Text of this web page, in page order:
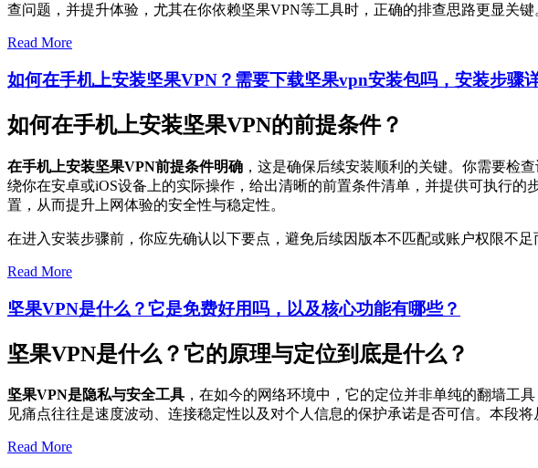
查问题，并提升体验，尤其在你依赖坚果VPN等工具时，正确的排查思路更显关键
Read More
如何在手机上安装坚果VPN？需要下载坚果vpn安装包吗，安装步骤
如何在手机上安装坚果VPN的前提条件？
在手机上安装坚果VPN前提条件明确 ，这是确保后续安装顺利的关键。你需要检
绕你在安卓或iOS设备上的实际操作，给出清晰的前置条件清单，并提供可执行
置，从而提升上网体验的安全性与稳定性。
在进入安装步骤前，你应先确认以下要点，避免后续因版本不匹配或账户权限不
Read More
坚果VPN是什么？它是免费好用吗，以及核心功能有哪些？
坚果VPN是什么？它的原理与定位到底是什么？
坚果VPN是隐私与安全工具 ，在如今的网络环境中，它的定位并非单纯的翻墙工
见痛点往往是速度波动、连接稳定性以及对个人信息的保护承诺是否可信。本段
Read More